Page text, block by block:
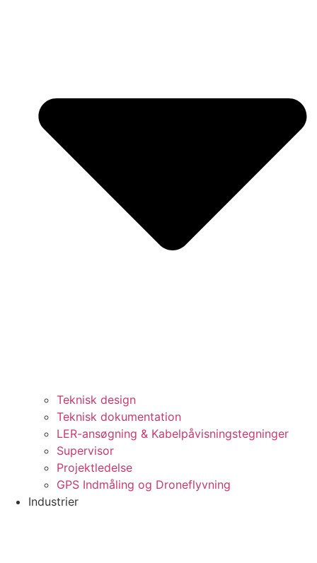
Teknisk design
Teknisk dokumentation
LER-ansøgning & Kabelpåvisningstegninger
Supervisor
Projektledelse
GPS Indmåling og Droneflyvning
Industrier